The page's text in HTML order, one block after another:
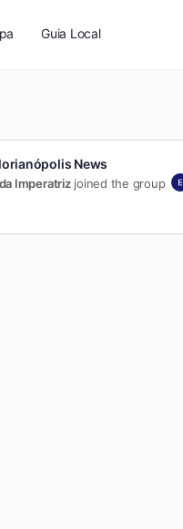
Guia Local
News
Imperatrizjoined the group